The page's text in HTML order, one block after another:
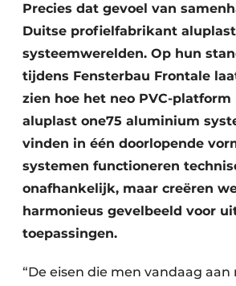
Precies dat gevoel van
Duitse profielfabrikant
systeemwerelden. Op hun
tijdens Fensterbau Frontale
zien hoe het neo PVC-platform
aluplast one75 aluminium
vinden in één doorlopende
systemen functioneren
onafhankelijk, maar creëren
harmonieus gevelbeeld voor
toepassingen.
“De eisen die men vandaag